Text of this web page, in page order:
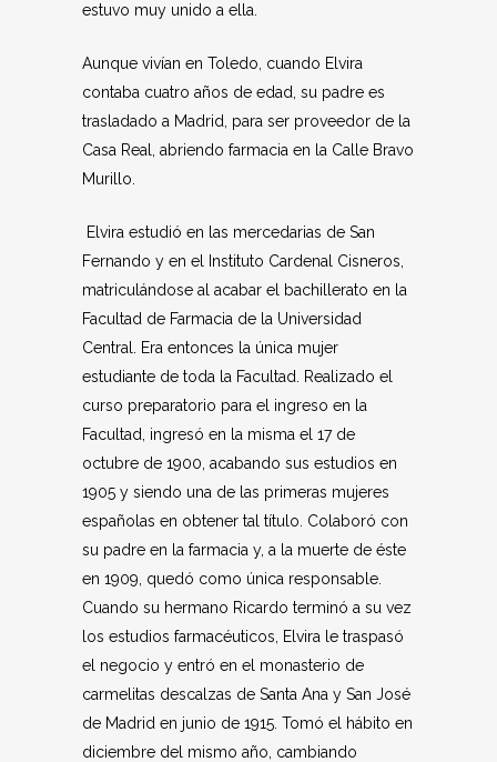
estuvo muy unido a ella.
Aunque vivían en Toledo, cuando Elvira
contaba cuatro años de edad, su padre es
trasladado a Madrid, para ser proveedor de la
Casa Real, abriendo farmacia en la Calle Bravo
Murillo.
Elvira estudió en las mercedarias de San
Fernando y en el Instituto Cardenal Cisneros,
matriculándose al acabar el bachillerato en la
Facultad de Farmacia de la Universidad
Central. Era entonces la única mujer
estudiante de toda la Facultad. Realizado el
curso preparatorio para el ingreso en la
Facultad, ingresó en la misma el 17 de
octubre de 1900, acabando sus estudios en
1905 y siendo una de las primeras mujeres
españolas en obtener tal título. Colaboró con
su padre en la farmacia y, a la muerte de éste
en 1909, quedó como única responsable.
Cuando su hermano Ricardo terminó a su vez
los estudios farmacéuticos, Elvira le traspasó
el negocio y entró en el monasterio de
carmelitas descalzas de Santa Ana y San José
de Madrid en junio de 1915. Tomó el hábito en
diciembre del mismo año, cambiando